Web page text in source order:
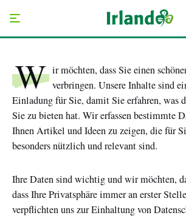
W ir möchten, dass Sie einen
verbringen. Unsere Inhalte sind
Einladung für Sie, damit Sie erfahren, was
Sie zu bieten hat. Wir erfassen bestimmte
Ihnen Artikel und Ideen zu zeigen, die für
besonders nützlich und relevant sind.
Ihre Daten sind wichtig und wir möchten,
dass Ihre Privatsphäre immer an erster
verpflichten uns zur Einhaltung von